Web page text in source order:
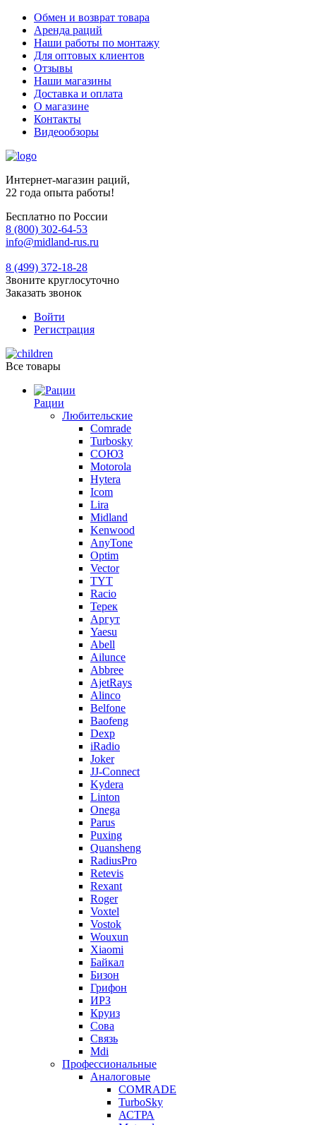
Обмен и возврат товара
Аренда раций
Наши работы по монтажу
Для оптовых клиентов
Отзывы
Наши магазины
Доставка и оплата
О магазине
Контакты
Видеообзоры
Интернет-магазин раций,
22 года опыта работы!
Бесплатно по России
8 (800) 302-64-53
info@midland-rus.ru
8 (499) 372-18-28
Звоните круглосуточно
Заказать звонок
Войти
Регистрация
Все товары
Рации
Любительские
Comrade
Turbosky
СОЮЗ
Motorola
Hytera
Icom
Lira
Midland
Kenwood
AnyTone
Optim
Vector
TYT
Racio
Терек
Аргут
Yaesu
Abell
Ailunce
Abbree
AjetRays
Alinco
Belfone
Baofeng
Dexp
iRadio
Joker
JJ-Connect
Kydera
Linton
Onega
Parus
Puxing
Quansheng
RadiusPro
Retevis
Rexant
Roger
Voxtel
Vostok
Wouxun
Xiaomi
Байкал
Бизон
Грифон
ИРЗ
Круиз
Сова
Связь
Mdi
Профессиональные
Аналоговые
COMRADE
TurboSky
АСТРА